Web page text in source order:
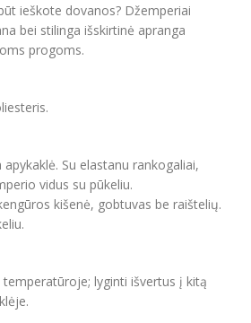
ieškote dovanos? Džemperiai
bei stilinga išskirtinė apranga
progoms.
Su elastanu rankogaliai,
vidus su pūkeliu.
kišenė, gobtuvas be raištelių.
lyginti išvertus į kitą